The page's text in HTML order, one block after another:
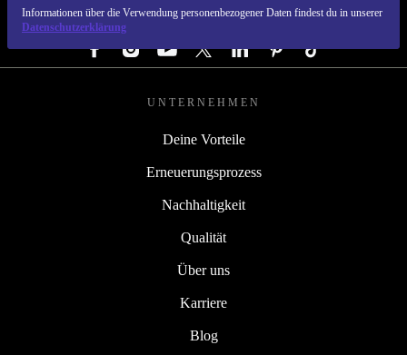
Informationen über die Verwendung personenbezogener Daten findest du in unserer
Datenschutzerklärung
FOLGE UNS
UNTERNEHMEN
Deine Vorteile
Erneuerungsprozess
Nachhaltigkeit
Qualität
Über uns
Karriere
Blog